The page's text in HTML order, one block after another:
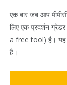
एक बार जब आप
लिए एक प्रदर्शन
a free tool) है। यह
है।